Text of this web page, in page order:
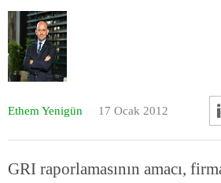
Ethem Yenigün 17 Ocak 2012
GRI raporlamasının amacı,